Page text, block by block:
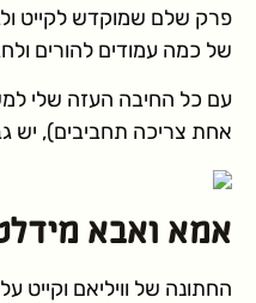
פרק שלם שמוקדש לקייט
של כמה עמודים להורים
עם כל החיבה העזה שלי
אחת צריכה תחביבים), יש
אמא ואבא